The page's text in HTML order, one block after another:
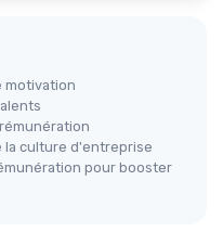
motivation
la culture d'entreprise
pour booster